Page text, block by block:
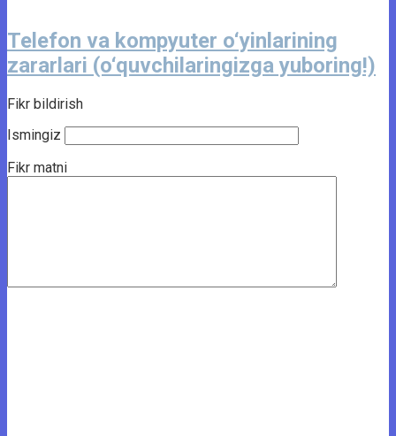
Telefon va kompyuter o‘yinlarining
zararlari (o‘quvchilaringizga yuboring!)
Fikr bildirish
Ismingiz
Fikr matni